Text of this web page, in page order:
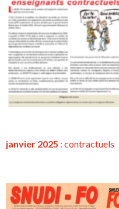
janvier 2025 : contractuels